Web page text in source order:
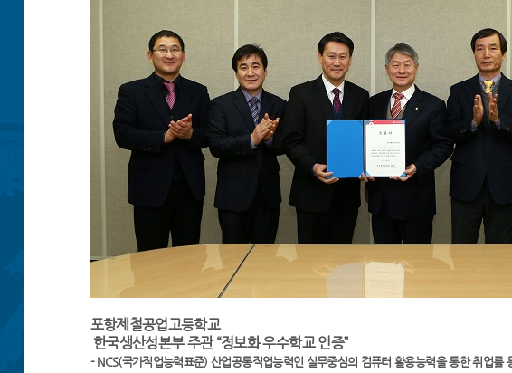
포항제철공업고등학교
한국생산성본부 주관 “정보화 우수학교 인증”
- NCS(국가직업능력표준) 산업공통직업능력인 실무중심의 컴퓨터 활용능력을 통한 취업률